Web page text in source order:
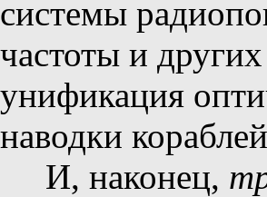
системы
частоты и
унификация
наводки
И, наконец,